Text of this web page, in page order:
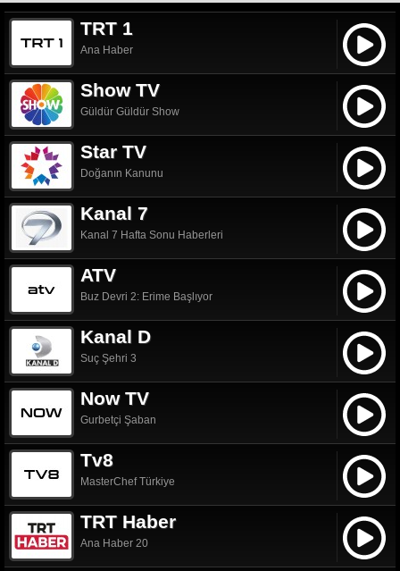
TRT 1
Ana Haber
Show TV
Güldür Güldür Show
Star TV
Doğanın Kanunu
Kanal 7
Kanal 7 Hafta Sonu Haberleri
ATV
Buz Devri 2: Erime Başlıyor
Kanal D
Suç Şehri 3
Now TV
Gurbetçi Şaban
Tv8
MasterChef Türkiye
TRT Haber
Ana Haber 20